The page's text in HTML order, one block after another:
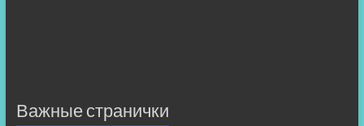
Важные странички